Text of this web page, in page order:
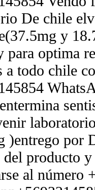
De chile
y
para optima
a todo chile
)entrego por
producto
al número